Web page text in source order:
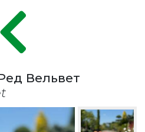
Вельвет